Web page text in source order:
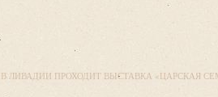
В ЛИВАДИИ ПРОХОДИТ ВЫСТАВКА «ЦАРСКАЯ